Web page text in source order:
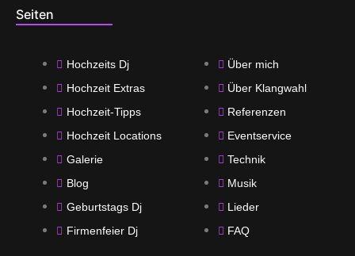
Seiten
Hochzeits Dj
Hochzeit Extras
Hochzeit-Tipps
Hochzeit Locations
Galerie
Blog
Geburtstags Dj
Firmenfeier Dj
Über mich
Über Klangwahl
Referenzen
Eventservice
Technik
Musik
Lieder
FAQ